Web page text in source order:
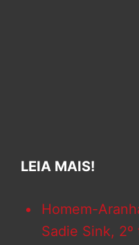
LEIA MAIS!
Homem-
Sadie Sink,